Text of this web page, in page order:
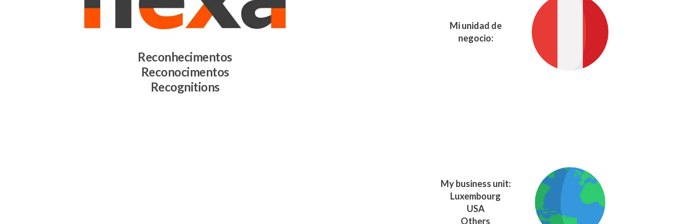
Reconhecimentos
Reconocimentos
Recognitions
Mi unidad de
negocio:
My business unit:
Luxembourg
USA
Others